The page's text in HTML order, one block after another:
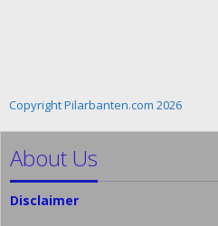
Copyright Pilarbanten.com 2026
About Us
Disclaimer